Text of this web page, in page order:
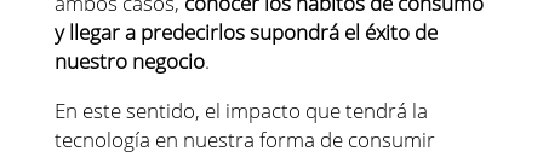
y llegar a predecirlos supondrá el éxito de
nuestro negocio.
En este sentido, el impacto que tendrá la
tecnología en nuestra forma de consumir